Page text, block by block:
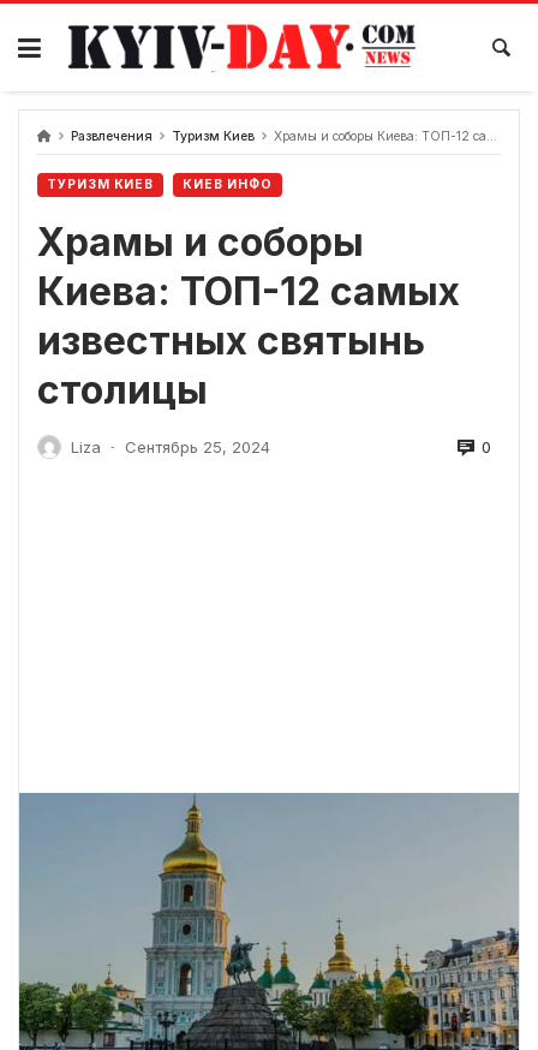
перейти
содержанию
Развлечения Туризм Киев Храмы и соборы Киева: ТОП-12 самых известных святынь столицы
ТУРИЗМ КИЕВ КИЕВ ИНФО
Храмы и соборы
Киева: ТОП-12 самых
известных святынь
столицы
Liza - Сентябрь 25, 2024 0